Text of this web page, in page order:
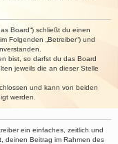
Board“) schließt du einen
Folgenden „Betreiber“) und
bist, so darfst du das Board
jeweils die an dieser Stelle
und kann von beiden
werden.
ein einfaches, zeitlich und
deinen Beitrag im Rahmen des